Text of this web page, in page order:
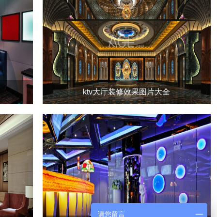
ktv大厅装修效果图片大全
请您留言